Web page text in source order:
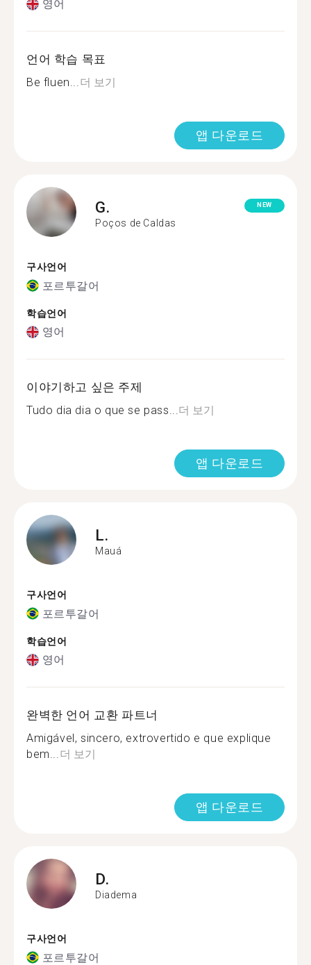
영어
언어 학습 목표
Be fluen...더 보기
앱 다운로드
G.
Poços de Caldas
NEW
구사언어
포르투갈어
학습언어
영어
이야기하고 싶은 주제
Tudo dia dia o que se pass...더 보기
앱 다운로드
L.
Mauá
구사언어
포르투갈어
학습언어
영어
완벽한 언어 교환 파트너
Amigável, sincero, extrovertido e que explique
bem...더 보기
앱 다운로드
D.
Diadema
구사언어
포르투갈어